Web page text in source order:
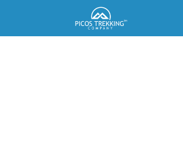
contenido